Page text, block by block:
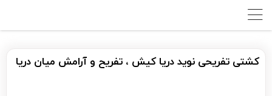
کشتی تفریحی نوید دریا کیش ، تفریح و آرامش میان دریا